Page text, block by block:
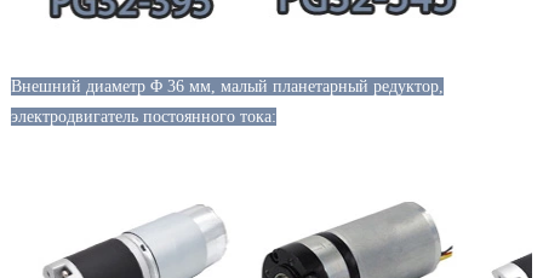
Внешний диаметр Φ 36 мм, малый планетарный редуктор,
электродвигатель постоянного тока: